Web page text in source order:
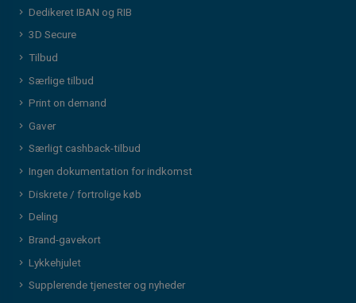
Dedikeret IBAN og RIB
3D Secure
Tilbud
Særlige tilbud
Print on demand
Gaver
Særligt cashback-tilbud
Ingen dokumentation for indkomst
Diskrete / fortrolige køb
Deling
Brand-gavekort
Lykkehjulet
Supplerende tjenester og nyheder